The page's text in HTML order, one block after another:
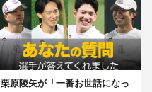
栗原陵矢が「一番お世話になっ